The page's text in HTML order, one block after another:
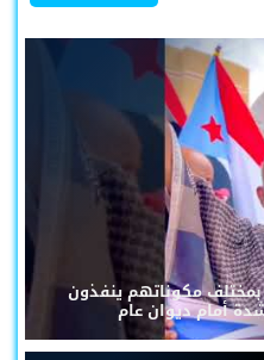
بمختلف مكوناتهم ينفذون
أمام ديوان عام